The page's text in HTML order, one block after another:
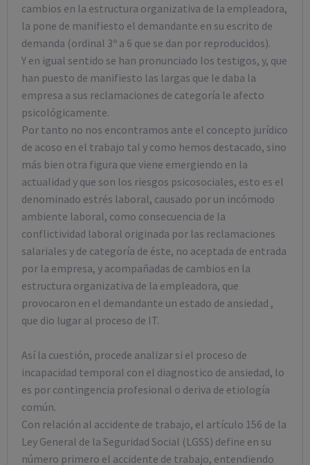
cambios en la estructura organizativa de la empleadora,
la pone de manifiesto el demandante en su escrito de
demanda (ordinal 3º a 6 que se dan por reproducidos).
Y en igual sentido se han pronunciado los testigos, y, que
han puesto de manifiesto las largas que le daba la
empresa a sus reclamaciones de categoría le afecto
psicológicamente.
Por tanto no nos encontramos ante el concepto jurídico
de acoso en el trabajo tal y como hemos destacado, sino
más bien otra figura que viene emergiendo en la
actualidad y que son los riesgos psicosociales, esto es el
denominado estrés laboral, causado por un incómodo
ambiente laboral, como consecuencia de la
conflictividad laboral originada por las reclamaciones
salariales y de categoría de éste, no aceptada de entrada
por la empresa, y acompañadas de cambios en la
estructura organizativa de la empleadora, que
provocaron en el demandante un estado de ansiedad ,
que dio lugar al proceso de IT.
Así la cuestión, procede analizar si el proceso de
incapacidad temporal con el diagnostico de ansiedad, lo
es por contingencia profesional o deriva de etiología
común.
Con relación al accidente de trabajo, el artículo 156 de la
Ley General de la Seguridad Social (LGSS) define en su
número primero el accidente de trabajo, entendiendo